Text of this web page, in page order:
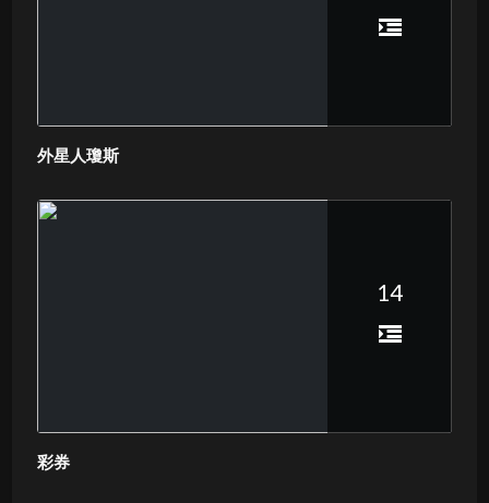
外星人瓊斯
14
彩券